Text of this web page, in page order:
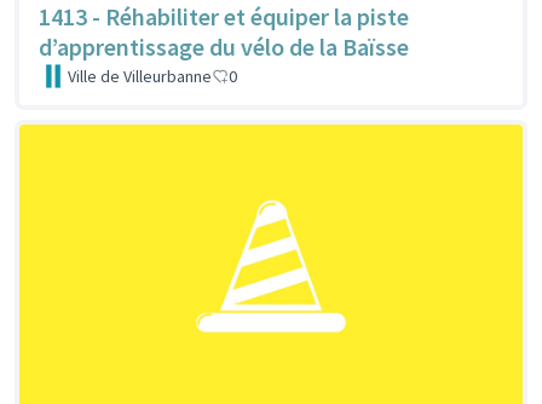
1413 - Réhabiliter et équiper la piste
d’apprentissage du vélo de la Baïsse
Ville de Villeurbanne 0